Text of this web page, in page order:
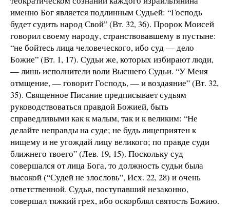
именно Бог является подлинным Судьей: “Господь
будет судить народ Свой” (Вт. 32, 36). Пророк Моисей
говорил своему народу, странствовавшему в пустыне:
“не бойтесь лица человеческого, ибо суд — дело
Божие” (Вт. 1, 17). Судьи же, которых избирают люди,
— лишь исполнители воли Высшего Судьи. “У Меня
отмщение, — говорит Господь, — и воздаяние” (Вт. 32,
35). Священное Писание предписывает судьям
руководствоваться правдой Божией, быть
справедливыми как к малым, так и к великим: “Не
делайте неправды на суде; не будь лицеприятен к
нищему и не угождай лицу великого; по правде суди
ближнего твоего” (Лев. 19, 15). Поскольку суд
совершался от лица Бога, то должность судьи была
высокой (“Судей не злословь”, Исх. 22, 28) и очень
ответственной. Судья, поступавший незаконно,
совершал тяжкий грех, ибо оскорблял святость Божию.